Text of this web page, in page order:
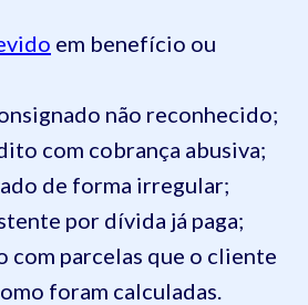
em benefício ou
não reconhecido;
com cobrança abusiva;
de forma irregular;
por dívida já paga;
com parcelas que o cliente
foram calculadas.